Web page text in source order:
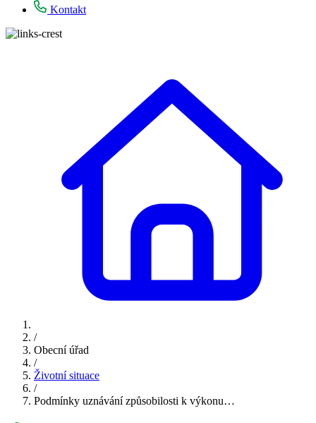
Kontakt
/
Obecní úřad
/
Životní situace
/
Podmínky uznávání způsobilosti k výkonu…